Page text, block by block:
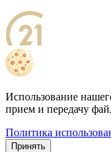
Использование
прием и передачу
Политика
Принять